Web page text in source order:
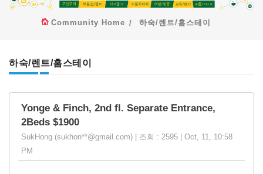
Community Home 하숙/렌트/홈스테이
하숙/렌트/홈스테이
Yonge & Finch, 2nd fl. Separate Entrance,
2Beds $1900
SukHong (sukhon**@gmail.com) | 조회 : 2595 | Oct, 11, 10:58
PM